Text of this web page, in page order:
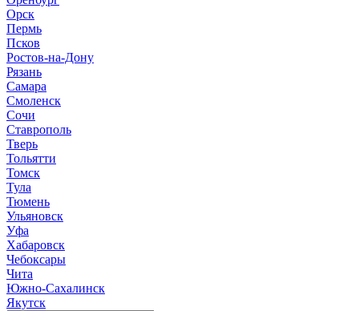
Орск
Пермь
Псков
Ростов-на-Дону
Рязань
Самара
Смоленск
Сочи
Ставрополь
Тверь
Тольятти
Томск
Тула
Тюмень
Ульяновск
Уфа
Хабаровск
Чебоксары
Чита
Южно-Сахалинск
Якутск